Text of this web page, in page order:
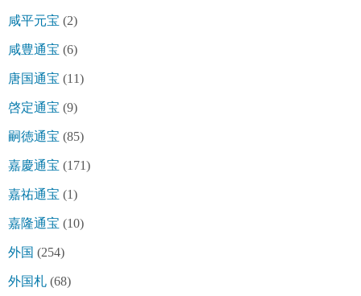
咸平元宝 (2)
咸豊通宝 (6)
唐国通宝 (11)
啓定通宝 (9)
嗣徳通宝 (85)
嘉慶通宝 (171)
嘉祐通宝 (1)
嘉隆通宝 (10)
外国 (254)
外国札 (68)